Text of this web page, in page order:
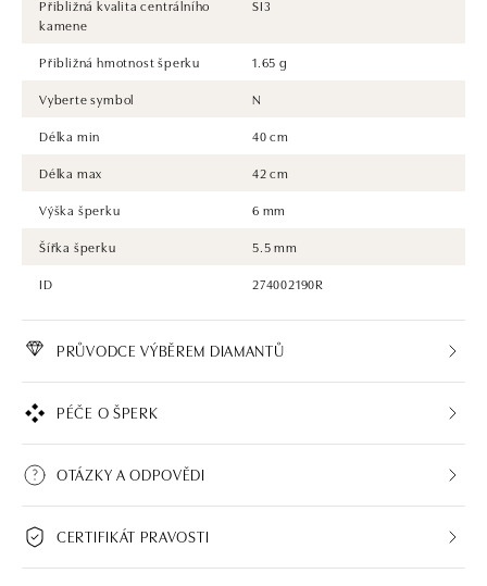
Přibližná kvalita centrálního
kamene
SI3
Přibližná hmotnost šperku
1.65 g
Vyberte symbol
N
Délka min
40 cm
Délka max
42 cm
Výška šperku
6 mm
Šířka šperku
5.5 mm
ID
274002190R
PRŮVODCE VÝBĚREM DIAMANTŮ
PÉČE O ŠPERK
OTÁZKY A ODPOVĚDI
CERTIFIKÁT PRAVOSTI